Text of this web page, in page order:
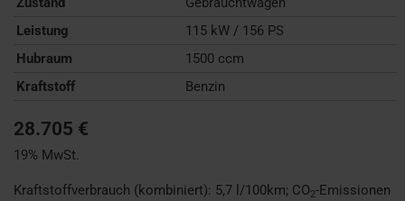
Leistung
115 kW / 156 PS
Hubraum
1500 ccm
Kraftstoff
Benzin
28.705 €
19% MwSt.
Kraftstoffverbrauch (kombiniert): 5,7 l/100km; CO2-Emissionen